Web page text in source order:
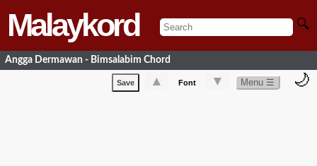
Malaykord 🔍
Angga Dermawan - Bimsalabim Chord
Save ▲ Font ▼ Menu ☰ 🌙